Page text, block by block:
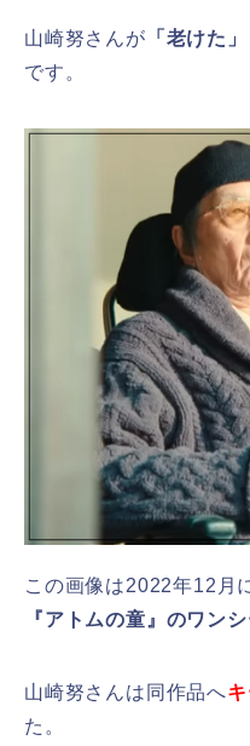
山崎努さんが 「老けた」
です。
この画像は2022年12月
『アトムの童』のワンシ
山崎努さんは同作品へ
た。